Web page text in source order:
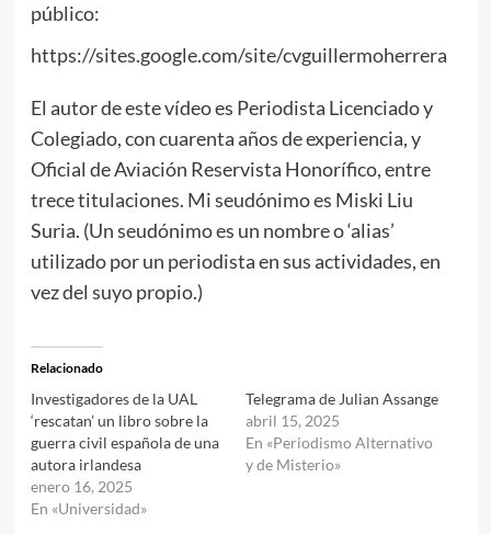
público:
https://sites.google.com/site/cvguillermoherrera
El autor de este vídeo es Periodista Licenciado y
Colegiado, con cuarenta años de experiencia, y
Oficial de Aviación Reservista Honorífico, entre
trece titulaciones. Mi seudónimo es Miski Liu
Suria. (Un seudónimo es un nombre o ‘alias’
utilizado por un periodista en sus actividades, en
vez del suyo propio.)
Relacionado
Investigadores de la UAL
‘rescatan’ un libro sobre la
guerra civil española de una
autora irlandesa
enero 16, 2025
En «Universidad»
Telegrama de Julian Assange
abril 15, 2025
En «Periodismo Alternativo
y de Misterio»